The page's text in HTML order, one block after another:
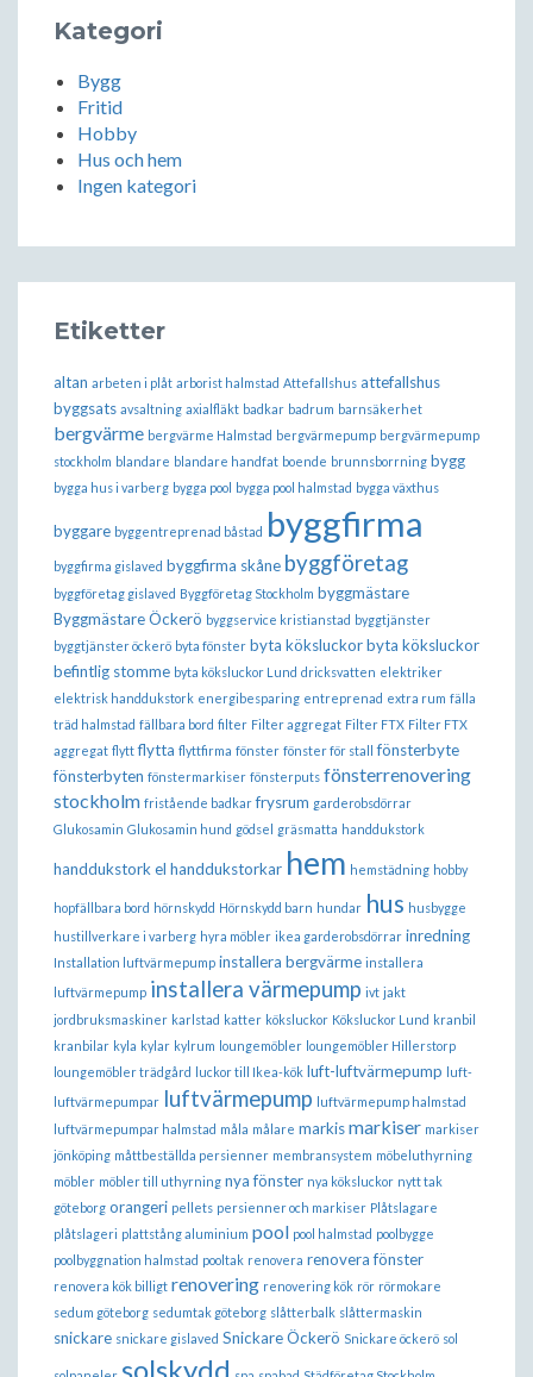
Kategori
Bygg
Fritid
Hobby
Hus och hem
Ingen kategori
Etiketter
altan arbeten i plåt arborist halmstad Attefallshus attefallshus
byggsats avsaltning axialfläkt badkar badrum barnsäkerhet
bergvärme bergvärme Halmstad bergvärmepump bergvärmepump
stockholm blandare blandare handfat boende brunnsborrning bygg
bygga hus i varberg bygga pool bygga pool halmstad bygga växthus
byggare byggentreprenad båstad byggfirma
byggfirma gislaved byggfirma skåne byggföretag
byggföretag gislaved Byggföretag Stockholm byggmästare
Byggmästare Öckerö byggservice kristianstad byggtjänster
byggtjänster öckerö byta fönster byta köksluckorbyta köksluckor
befintlig stomme byta köksluckor Lund dricksvatten elektriker
elektrisk handdukstork energibesparing entreprenad extra rum fälla
träd halmstad fällbara bord filter Filter aggregat Filter FTX Filter FTX
aggregat flytt flytta flyttfirma fönster fönster för stall fönsterbyte
fönsterbyten fönstermarkiser fönsterputs fönsterrenovering
stockholm fristående badkar frysrum garderobsdörrar
Glukosamin Glukosamin hund gödsel gräsmatta handdukstork
handdukstork el handdukstorkar hem hemstädning hobby
hopfällbara bord hörnskydd Hörnskydd barn hundar hus husbygge
hustillverkare i varberg hyra möbler ikea garderobsdörrar inredning
Installation luftvärmepump installera bergvärme installera
luftvärmepump installera värmepump ivt jakt
jordbruksmaskiner karlstad katter köksluckor Köksluckor Lund kranbil
kranbilar kyla kylar kylrum loungemöbler loungemöbler Hillerstorp
loungemöbler trädgård luckor till Ikea-kök luft-luftvärmepump luft-
luftvärmepumpar luftvärmepump luftvärmepump halmstad
luftvärmepumpar halmstad måla målare markismarkiser markiser
jönköping måttbeställda persienner membransystem möbeluthyrning
möbler möbler till uthyrning nya fönster nya köksluckor nytt tak
göteborg orangeri pellets persienner och markiser Plåtslagare
plåtslageri plattstång aluminium pool pool halmstad poolbygge
poolbyggnation halmstad pooltak renovera renovera fönster
renovera kök billigt renovering renovering kök rör rörmokare
sedum göteborg sedumtak göteborg slåtterbalk slåttermaskin
snickare snickare gislaved Snickare Öckerö Snickare öckerö sol
solskydd